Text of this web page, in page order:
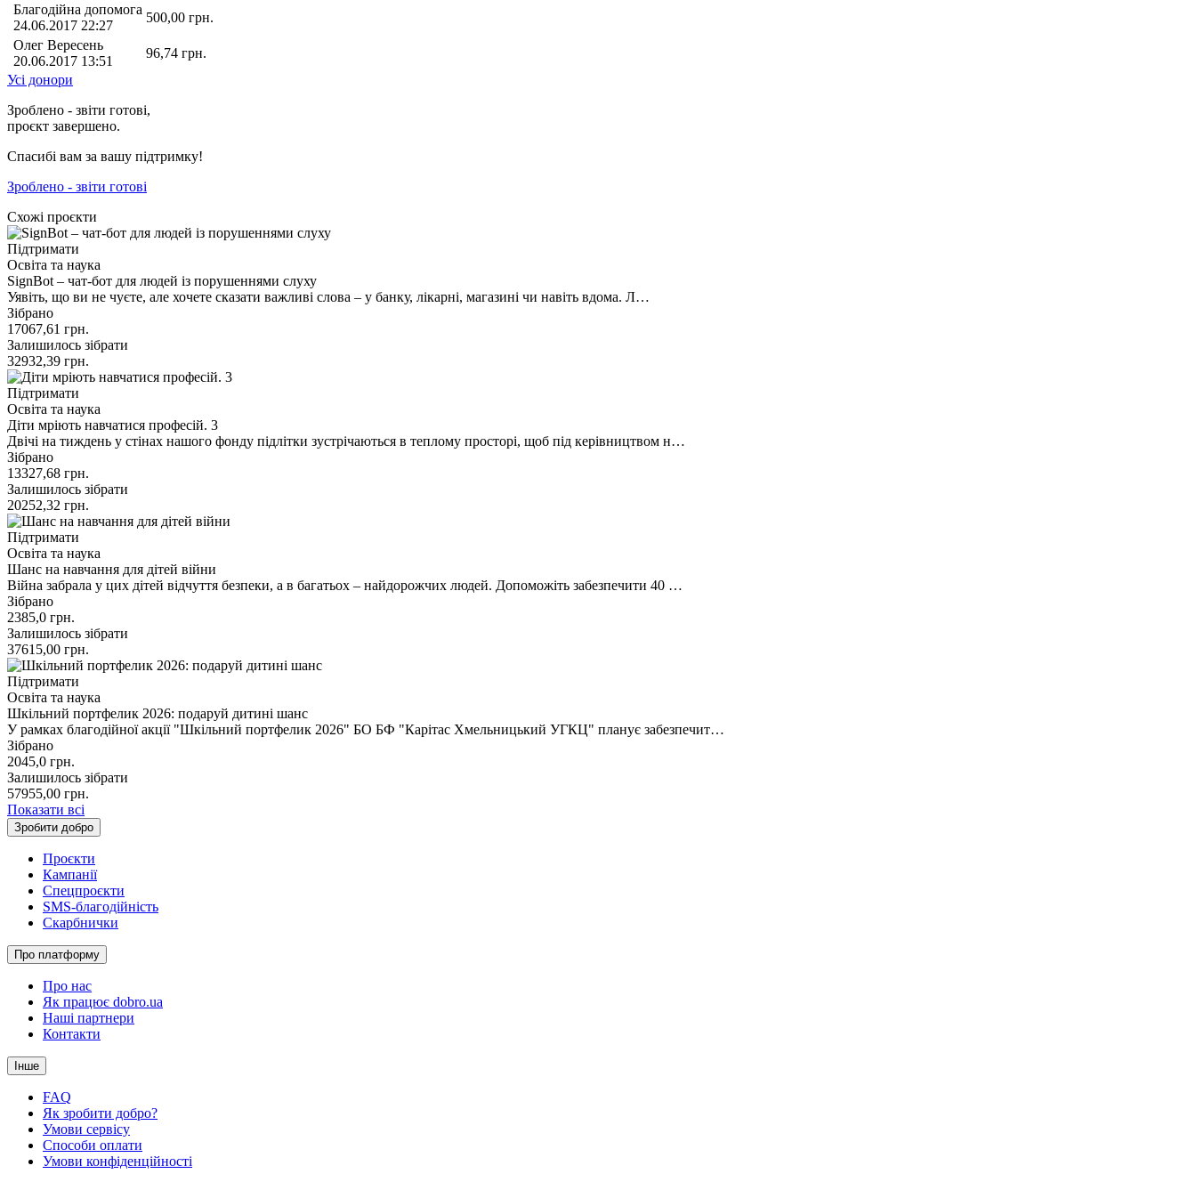
Благодійна допомога
24.06.2017 22:27
500,00 грн.
Олег Вересень
20.06.2017 13:51
96,74 грн.
Усі донори
Зроблено - звіти готові,
проєкт завершено.
Спасибі вам за вашу підтримку!
Зроблено - звіти готові
Схожі проєкти
Підтримати
Освіта та наука
SignBot – чат-бот для людей із порушеннями слуху
Уявіть, що ви не чуєте, але хочете сказати важливі слова – у банку, лікарні, магазині чи навіть вдома. Л…
Зібрано
17067,61 грн.
Залишилось зібрати
32932,39 грн.
Підтримати
Освіта та наука
Діти мріють навчатися професій. 3
Двічі на тиждень у стінах нашого фонду підлітки зустрічаються в теплому просторі, щоб під керівництвом н…
Зібрано
13327,68 грн.
Залишилось зібрати
20252,32 грн.
Підтримати
Освіта та наука
Шанс на навчання для дітей війни
Війна забрала у цих дітей відчуття безпеки, а в багатьох – найдорожчих людей. Допоможіть забезпечити 40 …
Зібрано
2385,0 грн.
Залишилось зібрати
37615,00 грн.
Підтримати
Освіта та наука
Шкільний портфелик 2026: подаруй дитині шанс
У рамках благодійної акції "Шкільний портфелик 2026" БО БФ "Карітас Хмельницький УГКЦ" планує забезпечит…
Зібрано
2045,0 грн.
Залишилось зібрати
57955,00 грн.
Показати всі
Зробити добро
Проєкти
Кампанії
Спецпроєкти
SMS-благодійність
Скарбнички
Про платформу
Про нас
Як працює dobro.ua
Наші партнери
Контакти
Інше
FAQ
Як зробити добро?
Умови сервісу
Способи оплати
Умови конфіденційності